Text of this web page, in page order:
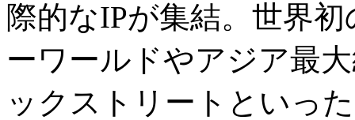
際的なIPが集結。世界
ーワールドやアジア最
ックストリートといっ